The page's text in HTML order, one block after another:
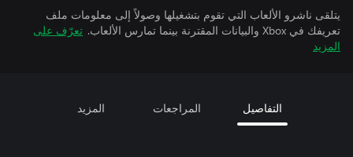
يتلقى ناشرو الألعاب التي تقوم بتشغيلها وصولاً إلى معلومات ملف
تعريفك في Xbox والبيانات المقترنة بينما تمارس الألعاب.
تعرّف على
المزيد
التفاصيل المراجعات المزيد